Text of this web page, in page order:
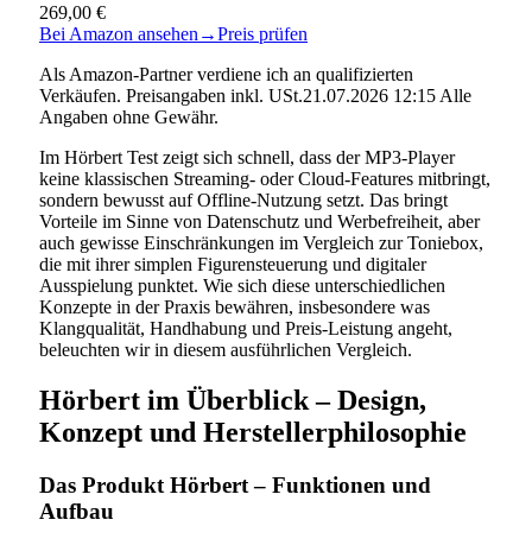
269,00 €
Bei Amazon ansehen →Preis prüfen
Als Amazon-Partner verdiene ich an qualifizierten
Verkäufen. Preisangaben inkl. USt.21.07.2026 12:15 Alle
Angaben ohne Gewähr.
Im Hörbert Test zeigt sich schnell, dass der MP3-Player
keine klassischen Streaming- oder Cloud-Features mitbringt,
sondern bewusst auf Offline-Nutzung setzt. Das bringt
Vorteile im Sinne von Datenschutz und Werbefreiheit, aber
auch gewisse Einschränkungen im Vergleich zur Toniebox,
die mit ihrer simplen Figurensteuerung und digitaler
Ausspielung punktet. Wie sich diese unterschiedlichen
Konzepte in der Praxis bewähren, insbesondere was
Klangqualität, Handhabung und Preis-Leistung angeht,
beleuchten wir in diesem ausführlichen Vergleich.
Hörbert im Überblick – Design,
Konzept und Herstellerphilosophie
Das Produkt Hörbert – Funktionen und
Aufbau